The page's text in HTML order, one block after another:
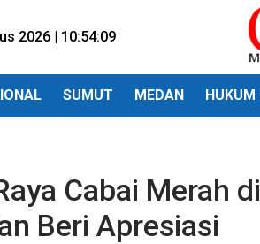
2026 | 10:54:10
SUMUT MEDAN HUKUM
Cabai Merah
Beri Apresiasi